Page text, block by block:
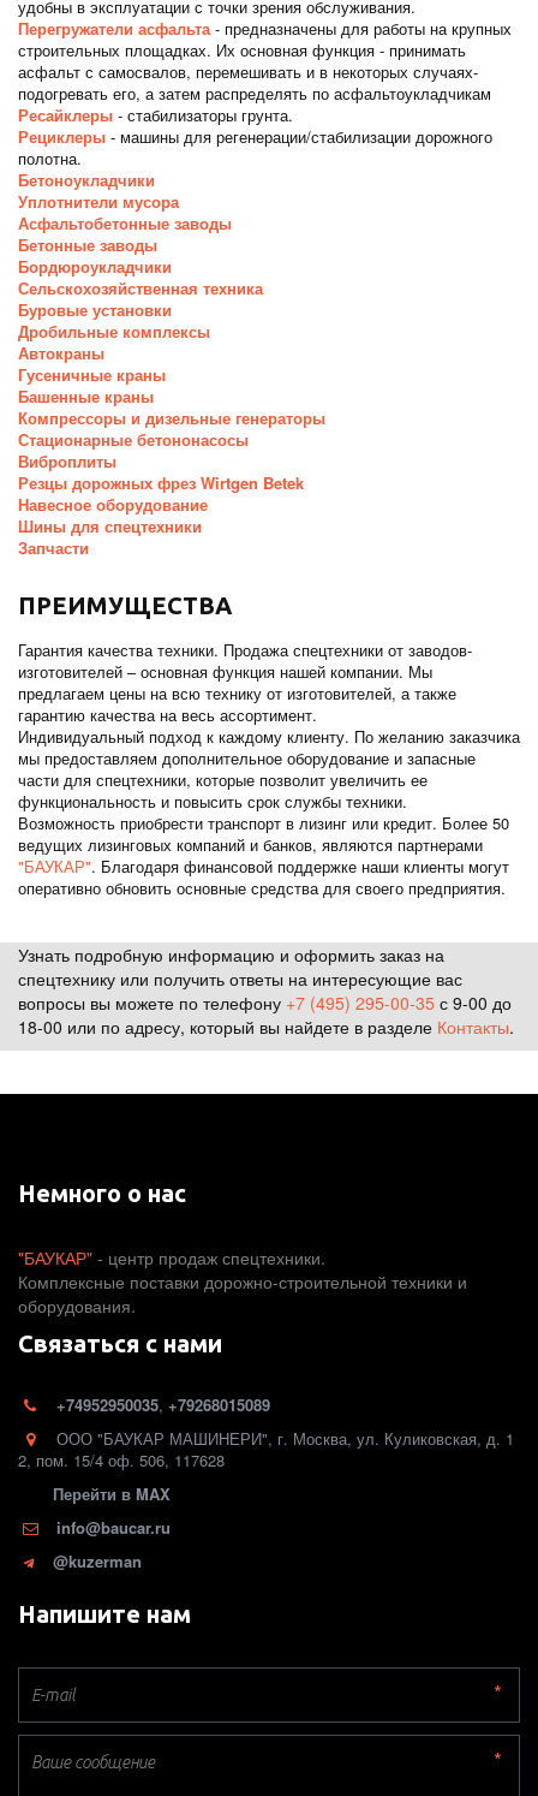
удобны в эксплуатации с точки зрения обслуживания.
Перегружатели асфальта- предназначены для работы на крупных
строительных площадках. Их основная функция - принимать
асфальт с самосвалов, перемешивать и в некоторых случаях-
подогревать его, а затем распределять по асфальтоукладчикам
Ресайклеры - стабилизаторы грунта.
Рециклеры - машины для регенерации/стабилизации дорожного
полотна.
Бетоноукладчики
Уплотнители мусора
Асфальтобетонные заводы
Бетонные заводы
Бордюроукладчики
Сельскохозяйственная техника
Буровые установки
Дробильные комплексы
Автокраны
Гусеничные краны
Башенные краны
Компрессоры и дизельные генераторы
Стационарные бетононасосы
Виброплиты
Резцы дорожных фрез Wirtgen Betek
Навесное оборудование
Шины для спецтехники
Запчасти
ПРЕИМУЩЕСТВА
Гарантия качества техники. Продажа спецтехники от заводов-
изготовителей – основная функция нашей компании. Мы
предлагаем цены на всю технику от изготовителей, а также
гарантию качества на весь ассортимент.
Индивидуальный подход к каждому клиенту. По желанию заказчика
мы предоставляем дополнительное оборудование и запасные
части для спецтехники, которые позволит увеличить ее
функциональность и повысить срок службы техники.
Возможность приобрести транспорт в лизинг или кредит. Более 50
ведущих лизинговых компаний и банков, являются партнерами
"БАУКАР". Благодаря финансовой поддержке наши клиенты могут
оперативно обновить основные средства для своего предприятия.
Узнать подробную информацию и оформить заказ на
спецтехнику или получить ответы на интересующие вас
вопросы вы можете по телефону +7 (495) 295-00-35 с 9-00 до
18-00 или по адресу, который вы найдете в разделе Контакты.
Немного о нас
"БАУКАР" - центр продаж спецтехники.
Комплексные поставки дорожно-строительной техники и
оборудования.
Связаться с нами
+74952950035, +79268015089
ООО "БАУКАР МАШИНЕРИ", г. Москва, ул. Куликовская, д. 1
2, пом. 15/4 оф. 506, 117628
Перейти в MAX
info@baucar.ru
@kuzerman
Напишите нам
*
*